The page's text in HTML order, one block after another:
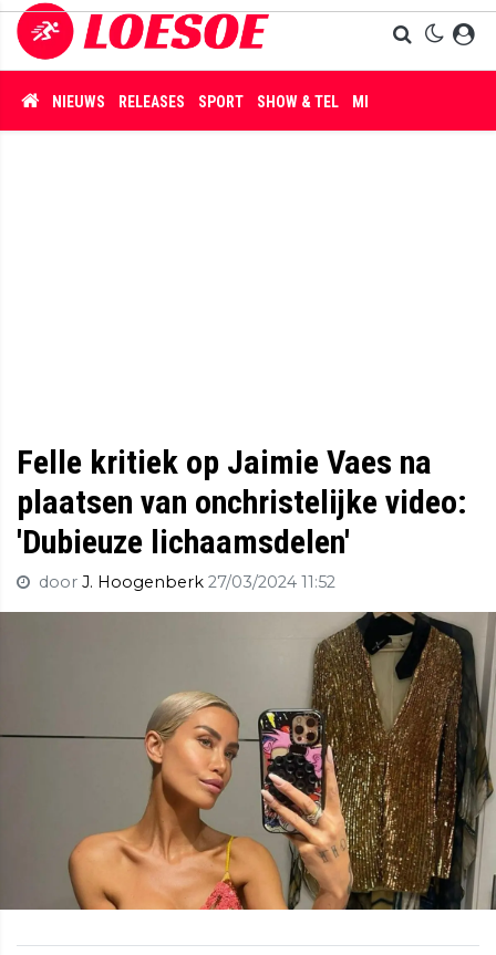
NIEUWS RELEASES SPORT SHOW & TEL MISDAAD
Felle kritiek op Jaimie Vaes na
plaatsen van onchristelijke video:
'Dubieuze lichaamsdelen'
door J. Hoogenberk 27/03/2024 11:52